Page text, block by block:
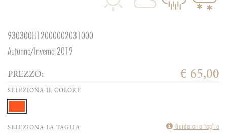
930300H12000002031000
Autunno/Inverno 2019
PREZZO: € 65,00
SELEZIONA IL COLORE
SELEZIONA LA TAGLIA Guida alla taglia